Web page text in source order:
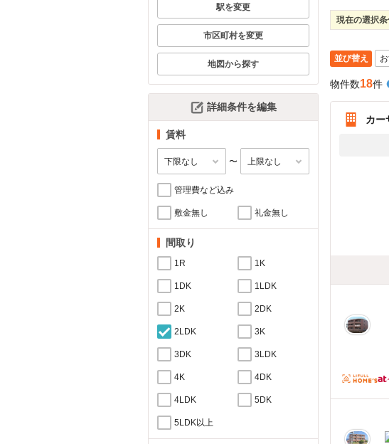
駅を変更
市区町村を変更
地図から探す
詳細条件を編集
賃料
〜
管理費など込み
敷金無し 礼金無し
間取り
1R 1K
1DK 1LDK
2K 2DK
2LDK 3K
3DK 3LDK
4K 4DK
4LDK 5DK
5LDK以上
現在の選択条
並び替え
物件数18件
カー